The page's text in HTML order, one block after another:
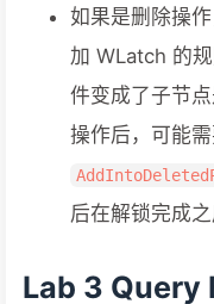
如果是删除操
加 WLatch 的
件变成了子节
操作后，可能
后在解锁完成之
Lab 3 Query